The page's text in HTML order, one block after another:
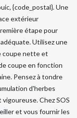
{code_postal}. Une
extérieur
étape pour
Utilisez une
coupe nette et
coupe en fonction
Pensez à tondre
d'herbes
Chez SOS
et vous fournir les